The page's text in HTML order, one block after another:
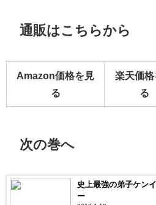
通販はこちらから
Amazon価格を見
る
楽天価格
る
次の巻へ
史上最強の弟子ケン
ー